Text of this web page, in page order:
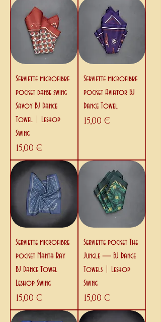
Serviette microfibre
pocket danse swing
Savoy BJ Dance
Towel | Leshop
Swing
Prix
15,00 €
Serviette microfibre
pocket Aviator BJ
Dance Towel
Prix
15,00 €
Serviette microfibre
pocket Manta Ray
BJ Dance Towel
Leshop Swing
Prix
15,00 €
Serviette pocket The
Jungle — BJ Dance
Towels | Leshop
Swing
Prix
15,00 €